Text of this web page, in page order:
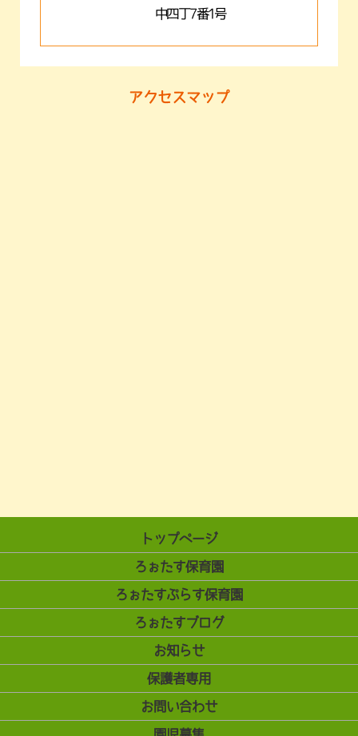
中四丁7番1号
アクセスマップ
トップページ
ろぉたす保育園
ろぉたすぷらす保育園
ろぉたすブログ
お知らせ
保護者専用
お問い合わせ